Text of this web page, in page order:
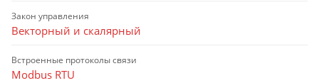
Закон управления
Векторный и скалярный
Встроенные протоколы связи
Modbus RTU